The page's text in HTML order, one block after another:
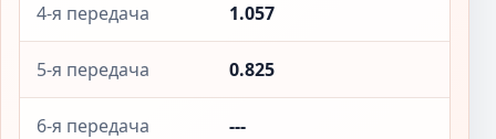
4-я передача 1.057
5-я передача 0.825
6-я передача ---